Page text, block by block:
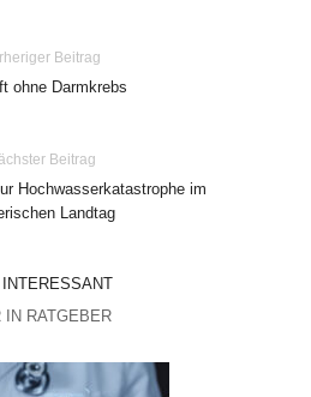
Beitrag
ohne Darmkrebs
Beitrag
Hochwasserkatastrophe im
Landtag
IN RATGEBER